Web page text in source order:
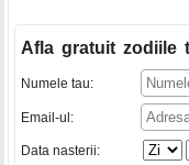
Afla gratuit zodiile
Numele tau:
Email-ul:
Data nasterii: